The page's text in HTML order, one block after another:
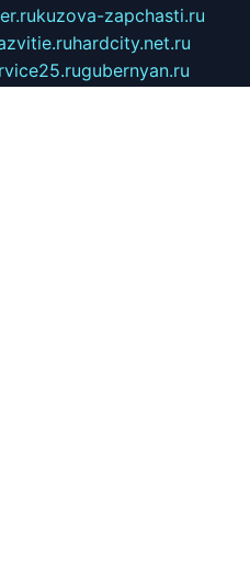
kuzova-zapchasti.ru
hardcity.net.ru
gubernyan.ru